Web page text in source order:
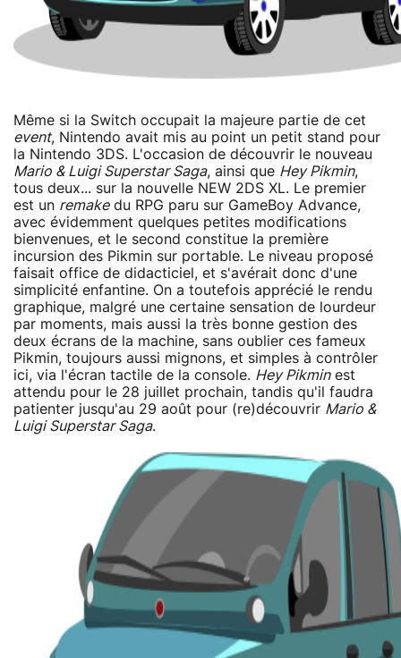
Même si la Switch occupait la majeure partie de cet
event, Nintendo avait mis au point un petit stand pour
la Nintendo 3DS. L'occasion de découvrir le nouveau
Mario & Luigi Superstar Saga, ainsi que Hey Pikmin,
tous deux... sur la nouvelle NEW 2DS XL. Le premier
est un remakedu RPG paru sur GameBoy Advance,
avec évidemment quelques petites modifications
bienvenues, et le second constitue la première
incursion des Pikmin sur portable. Le niveau proposé
faisait office de didacticiel, et s'avérait donc d'une
simplicité enfantine. On a toutefois apprécié le rendu
graphique, malgré une certaine sensation de lourdeur
par moments, mais aussi la très bonne gestion des
deux écrans de la machine, sans oublier ces fameux
Pikmin, toujours aussi mignons, et simples à contrôler
ici, via l'écran tactile de la console. Hey Pikminest
attendu pour le 28 juillet prochain, tandis qu'il faudra
patienter jusqu'au 29 août pour (re)découvrir Mario &
Luigi Superstar Saga.